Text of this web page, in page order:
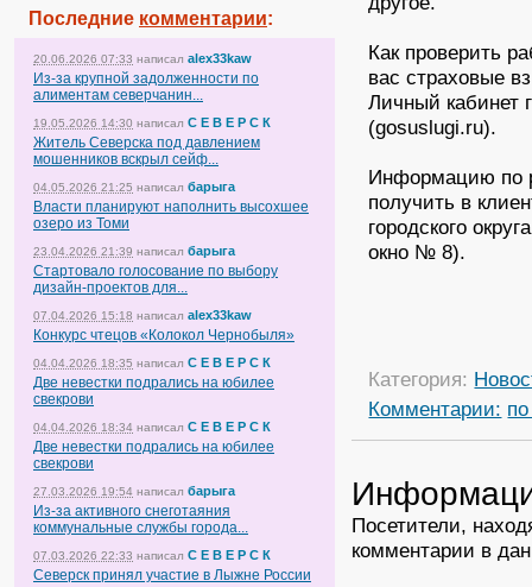
Последние комментарии:
20.06.2026 07:33 написал alex33kaw
Из-за крупной задолженности по
алиментам северчанин...
19.05.2026 14:30 написал С Е В Е Р С К
Житель Северска под давлением
мошенников вскрыл сейф...
04.05.2026 21:25 написал барыга
Власти планируют наполнить высохшее
озеро из Томи
23.04.2026 21:39 написал барыга
Стартовало голосование по выбору
дизайн-проектов для...
07.04.2026 15:18 написал alex33kaw
Конкурс чтецов «Колокол Чернобыля»
04.04.2026 18:35 написал С Е В Е Р С К
Две невестки подрались на юбилее
свекрови
04.04.2026 18:34 написал С Е В Е Р С К
Две невестки подрались на юбилее
свекрови
27.03.2026 19:54 написал барыга
Из-за активного снеготаяния
коммунальные службы города...
07.03.2026 22:33 написал С Е В Е Р С К
Северск принял участие в Лыжне России
Как проверить
вас страховые
Личный кабинет
(gosuslugi.ru).
Информацию по
получить в
городского
окно № 8).
Категория:
Комментарии:
Посетители,
комментарии в